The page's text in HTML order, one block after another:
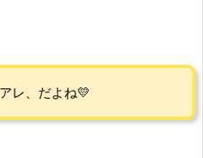
レ、だよね💛